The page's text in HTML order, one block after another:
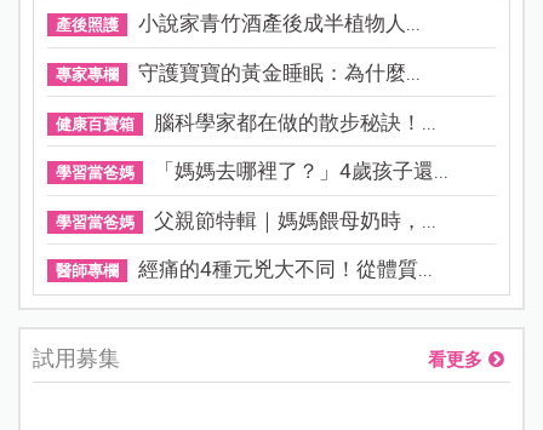
產後照護 小說家青竹酒產後成半植物人...
專家專欄 守護寶寶的黃金睡眠：為什麼...
健康百寶箱 腦科學家都在做的散步秘訣！...
學習當爸媽 「媽媽去哪裡了？」4歲孩子還...
學習當爸媽 父親節特輯｜媽媽餵母奶時，...
醫師專欄 經痛的4種元兇大不同！從體質...
試用募集 看更多